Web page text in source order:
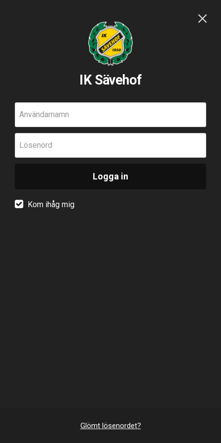
IK Sävehof
Användarnamn
Lösenord
Logga in
Kom ihåg mig
Glömt lösenordet?